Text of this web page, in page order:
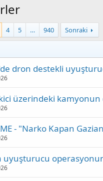
4 5 … 940 Sonraki
dron destekli
üzerindeki kamyonun
- "Narko Kapan
uyuşturucu